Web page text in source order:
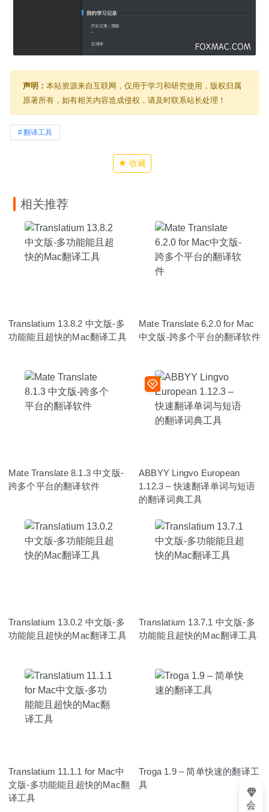
声明： 本站资源来自互联网，仅用于学习和研究使用，版权归属
原著所有，如有相关内容造成侵权，请及时联系站长处理！
翻译工具
收藏
相关推荐
Translatium 13.8.2 中文版-多
功能能且超快的Mac翻译工具
Mate Translate 6.2.0 for Mac
中文版-跨多个平台的翻译软件
Mate Translate 8.1.3 中文版-
跨多个平台的翻译软件
ABBYY Lingvo European
1.12.3 – 快速翻译单词与短语
的翻译词典工具
Translatium 13.0.2 中文版-多
功能能且超快的Mac翻译工具
Translatium 13.7.1 中文版-多
功能能且超快的Mac翻译工具
Translatium 11.1.1 for Mac中
文版-多功能能且超快的Mac翻
译工具
Troga 1.9 – 简单快速的翻译工
具
会